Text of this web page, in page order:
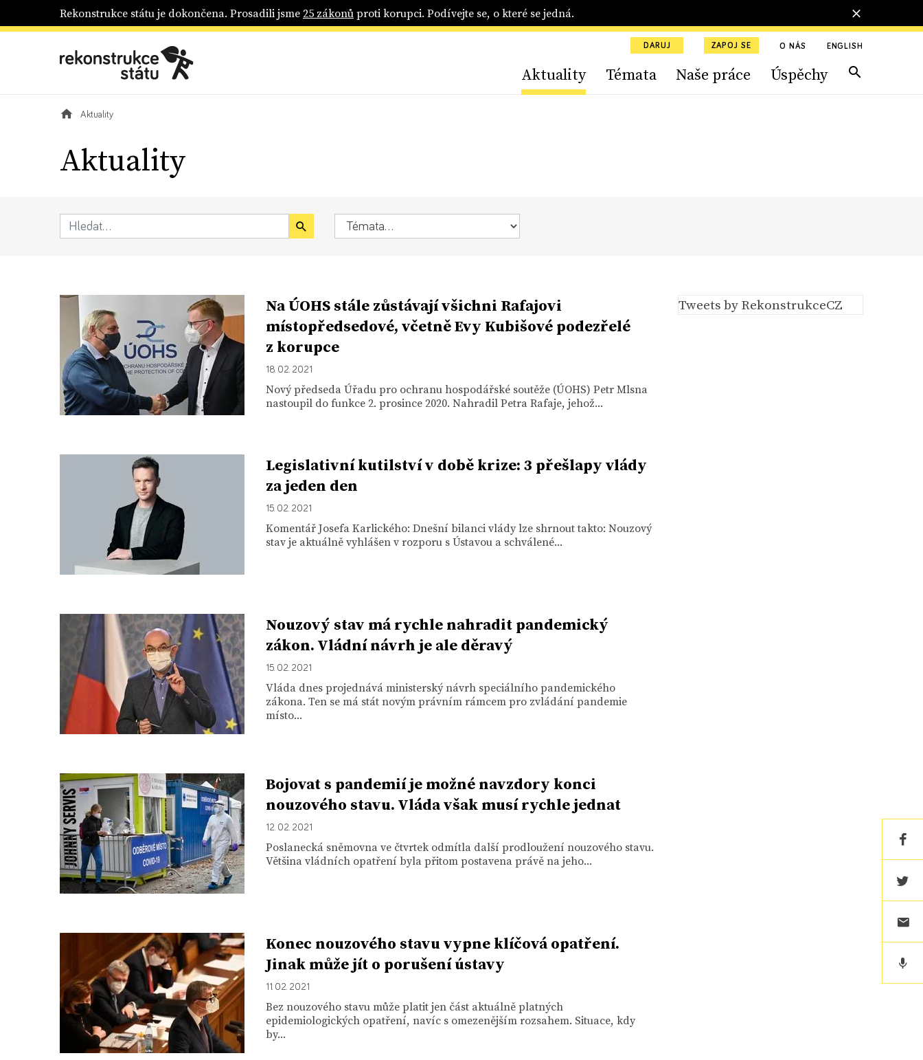
Rekonstrukce státu je dokončena. Prosadili jsme25 zákonůproti korupci. Podívejte se, o které se jedná.
DARUJ ZAPOJ SE O NÁS ENGLISH
Aktuality Témata Naše práce Úspěchy
Aktuality
Aktuality
Na ÚOHS stále zůstávají všichni Rafajovi
místopředsedové, včetně Evy Kubišové podezřelé
z korupce
18. 02. 2021
Nový předseda Úřadu pro ochranu hospodářské soutěže (ÚOHS) Petr Mlsna
nastoupil do funkce 2. prosince 2020. Nahradil Petra Rafaje, jehož...
Legislativní kutilství v době krize: 3 přešlapy vlády
za jeden den
15. 02. 2021
Komentář Josefa Karlického: Dnešní bilanci vlády lze shrnout takto: Nouzový
stav je aktuálně vyhlášen v rozporu s Ústavou a schválené...
Nouzový stav má rychle nahradit pandemický
zákon. Vládní návrh je ale děravý
15. 02. 2021
Vláda dnes projednává ministerský návrh speciálního pandemického
zákona. Ten se má stát novým právním rámcem pro zvládání pandemie
místo...
Bojovat s pandemií je možné navzdory konci
nouzového stavu. Vláda však musí rychle jednat
12. 02. 2021
Poslanecká sněmovna ve čtvrtek odmítla další prodloužení nouzového stavu.
Většina vládních opatření byla přitom postavena právě na jeho...
Konec nouzového stavu vypne klíčová opatření.
Jinak může jít o porušení ústavy
11. 02. 2021
Bez nouzového stavu může platit jen část aktuálně platných
epidemiologických opatření, navíc s omezenějším rozsahem. Situace, kdy
by...
Tweets by RekonstrukceCZ